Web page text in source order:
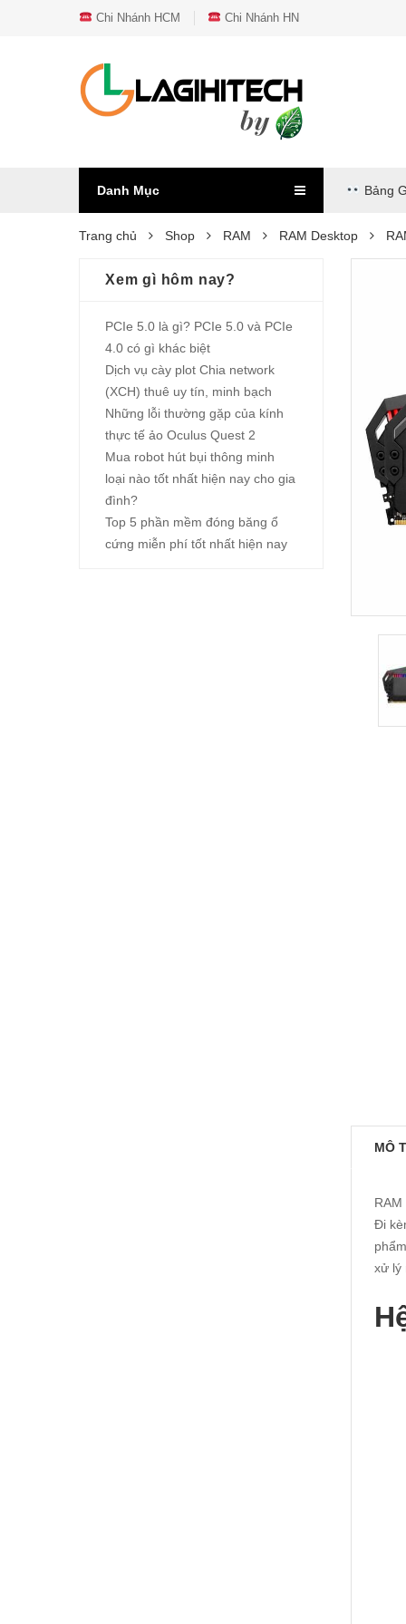
Chi Nhánh HCM Chi Nhánh HN
Danh Mục Bảng
Trang chủ Shop RAM RAM Desktop
MÔ
Đi
xử lý
Xem gì hôm nay?
PCIe 5.0 là gì? PCIe 5.0 và PCIe
4.0 có gì khác biệt
Dịch vụ cày plot Chia network
(XCH) thuê uy tín, minh bạch
Những lỗi thường gặp của kính
thực tế ảo Oculus Quest 2
Mua robot hút bụi thông minh
loại nào tốt nhất hiện nay cho gia
đình?
Top 5 phần mềm đóng băng ổ
cứng miễn phí tốt nhất hiện nay